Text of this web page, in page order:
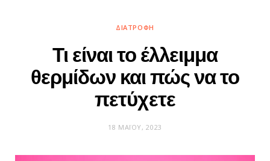
ΔΙΑΤΡΟΦΉ
Τι είναι το έλλειμμα
θερμίδων και πώς να το
πετύχετε
18 ΜΑΪ́ΟΥ, 2023